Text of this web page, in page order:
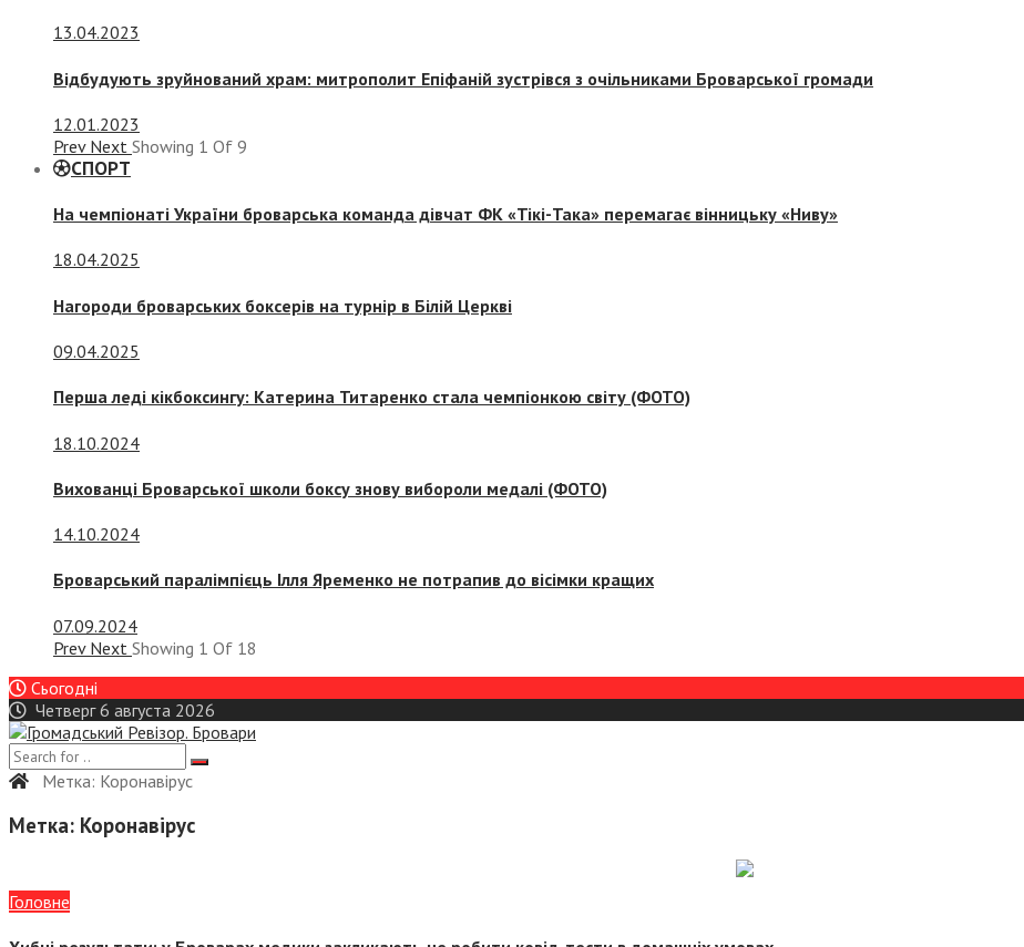
13.04.2023
Відбудують зруйнований храм: митрополит Епіфаній зустрівся з очільниками Броварської громади
12.01.2023
Prev Next Showing 1 Of 9
СПОРТ
На чемпіонаті України броварська команда дівчат ФК «Тікі-Така» перемагає вінницьку «Ниву»
18.04.2025
Нагороди броварських боксерів на турнір в Білій Церкві
09.04.2025
Перша леді кікбоксингу: Катерина Титаренко стала чемпіонкою світу (ФОТО)
18.10.2024
Вихованці Броварської школи боксу знову вибороли медалі (ФОТО)
14.10.2024
Броварський паралімпієць Ілля Яременко не потрапив до вісімки кращих
07.09.2024
Prev Next Showing 1 Of 18
Сьогодні
Четверг 6 августа 2026
Метка: Коронавірус
Метка: Коронавірус
Головне